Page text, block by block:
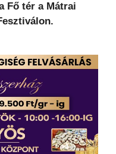
Fő tér a Mátrai